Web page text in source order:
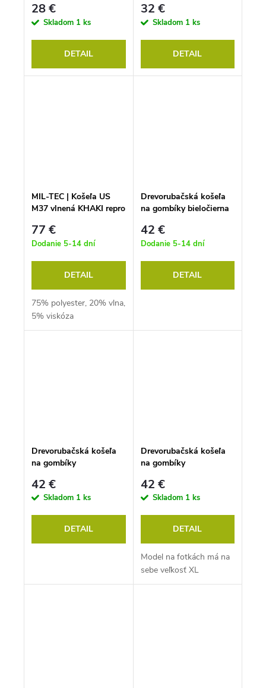
28 €
Skladom 1 ks
DETAIL
32 €
Skladom 1 ks
DETAIL
MIL-TEC | Košeľa US
M37 vlnená KHAKI repro
77 €
Dodanie 5-14 dní
DETAIL
75% polyester, 20% vlna,
5% viskóza
Drevorubačská košeľa
na gombíky bieločierna
42 €
Dodanie 5-14 dní
DETAIL
Drevorubačská košeľa
na gombíky
42 €
Skladom 1 ks
DETAIL
Drevorubačská košeľa
na gombíky
42 €
Skladom 1 ks
DETAIL
Model na fotkách má na
sebe veľkosť XL